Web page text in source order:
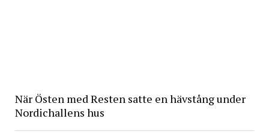
När Östen med Resten satte en hävstång under
Nordichallens hus